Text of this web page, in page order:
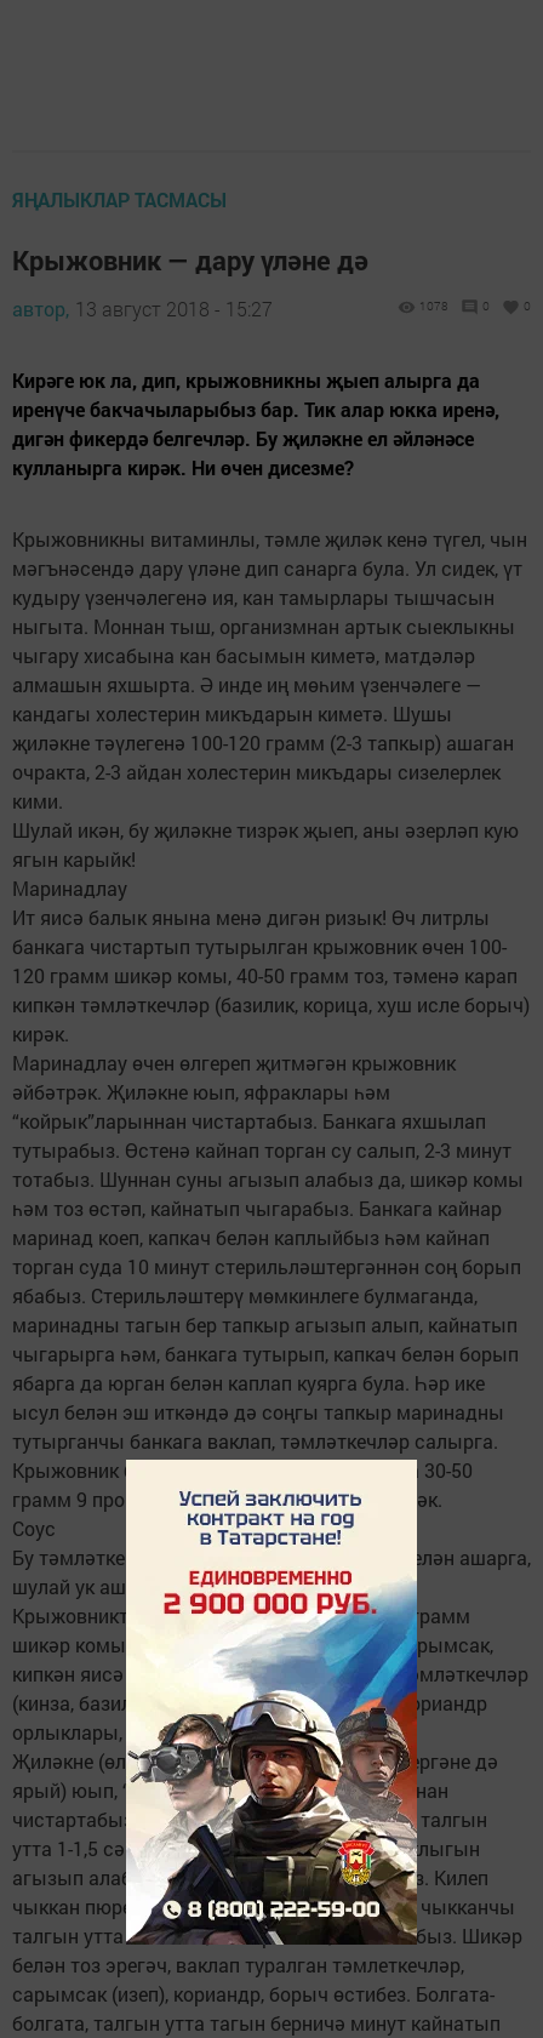
ЯҢАЛЫКЛАР ТАСМАСЫ
Крыжовник — дару үләне дә
автор, 13 август 2018 - 15:27 1078 0 0
Кирәге юк ла, дип, крыжовникны җыеп алырга да
иренүче бакчачыларыбыз бар. Тик алар юкка иренә,
дигән фикердә белгечләр. Бу җиләкне ел әйләнәсе
кулланырга кирәк. Ни өчен дисезме?
Крыжовникны витаминлы, тәмле җиләк кенә түгел, чын
мәгънәсендә дару үләне дип санарга була. Ул сидек, үт
кудыру үзенчәлегенә ия, кан тамырлары тышчасын
ныгыта. Моннан тыш, организмнан артык сыеклыкны
чыгару хисабына кан басымын киметә, матдәләр
алмашын яхшырта. Ә инде иң мөһим үзенчәлеге —
кандагы холестерин микъдарын киметә. Шушы
җиләкне тәүлегенә 100-120 грамм (2-3 тапкыр) ашаган
очракта, 2-3 айдан холестерин микъдары сизелерлек
кими.
Шулай икән, бу җиләкне тизрәк җыеп, аны әзерләп кую
ягын карыйк!
Маринадлау
Ит яисә балык янына менә дигән ризык! Өч литрлы
банкага чистартып тутырылган крыжовник өчен 100-
120 грамм шикәр комы, 40-50 грамм тоз, тәменә карап
кипкән тәмләткечләр (базилик, корица, хуш исле борыч)
кирәк.
Маринадлау өчен өлгереп җитмәгән крыжовник
әйбәтрәк. Җиләкне юып, яфраклары һәм
“койрык”ларыннан чистартабыз. Банкага яхшылап
тутырабыз. Өстенә кайнап торган су салып, 2-3 минут
тотабыз. Шуннан суны агызып алабыз да, шикәр комы
һәм тоз өстәп, кайнатып чыгарабыз. Банкага кайнар
маринад коеп, капкач белән каплыйбыз һәм кайнап
торган суда 10 минут стерильләштергәннән соң борып
ябабыз. Стерильләштерү мөмкинлеге булмаганда,
маринадны тагын бер тапкыр агызып алып, кайнатып
чыгарырга һәм, банкага тутырып, капкач белән борып
ябарга да юрган белән каплап куярга була. Һәр ике
ысул белән эш иткәндә дә соңгы тапкыр маринадны
тутырганчы банкага ваклап, тәмләткечләр салырга.
Крыжовник бик баллы булганда, маринадка 30-50
грамм 9 процентлы аш серкәсе өстәргә кирәк.
Соус
Бу тәмләткечне ит һәм балык ризыклары белән ашарга,
шулай ук ашка салырга була.
Крыжовниктан 1 литр әзер пюрега 200-300 грамм
шикәр комы, 20-40 грамм тоз, 3-5 тырнак сарымсак,
кипкән яисә яңа гына өзеп алынган яшел тәмләткечләр
(кинза, базилик, укроп, петрушка), төелгән кориандр
орлыклары, кызыл һәм кара борыч кирәк.
Җиләкне (өлгереп җитмәгәне дә, артык өлгергәне дә
ярый) юып, “койрыклары” һәм яфракларыннан
чистартабыз, өстенә кайнап торган су коеп, талгын
утта 1-1,5 сәгать кайнатабыз. Суытып, сыеклыгын
агызып алабыз да җиләкне иләк аша изәбез. Килеп
чыккан пюрены кәстрүлгә тутырып, кайнап чыкканчы
талгын утта тотабыз, шикәр комы, тоз салабыз. Шикәр
белән тоз эрегәч, ваклап туралган тәмлеткечләр,
сарымсак (изеп), кориандр, борыч өстибез. Болгата-
болгата, талгын утта тагын берничә минут кайнатып